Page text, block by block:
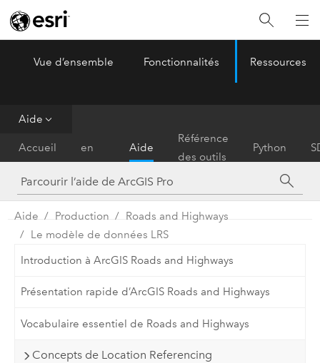
ArcGIS Pro
Vue d’ensemble Fonctionnalités Ressources
Aide
Accueil
en
main
Aide
Référence
des outils
Python
Aide Production
Roads and Highways
Le modèle de données LRS
Introduction à ArcGIS Roads and Highways
Présentation rapide d’ArcGIS Roads and Highways
Vocabulaire essentiel de Roads and Highways
Concepts de Location Referencing